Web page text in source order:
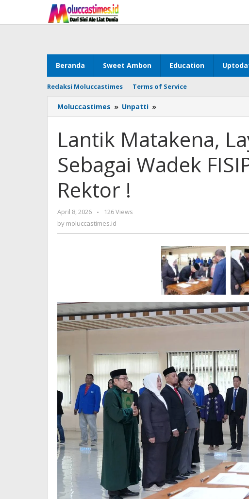
content
Beranda Sweet Ambon Education
Redaksi Moluccastimes Terms of Service
Moluccastimes » Unpatti »
Matakena,
&
Rolobessy
Sebagai
Wadek
Lantik Matakena,
Sebagai Wadek
Rektor !
April 8, 2026
by
moluccastimes.id
-
126 Views
by moluccastimes.id